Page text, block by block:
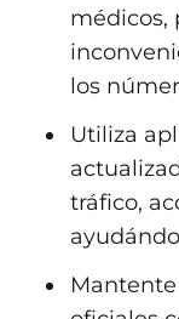
médicos,
los
Utiliza
tráfico,